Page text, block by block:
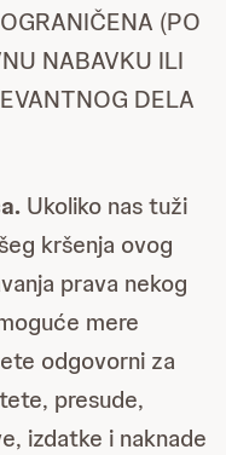
(PO
NABAVKU ILI
DELA
Ukoliko nas tuži
kršenja ovog
prava nekog
mere
odgovorni za
presude,
izdatke i naknade